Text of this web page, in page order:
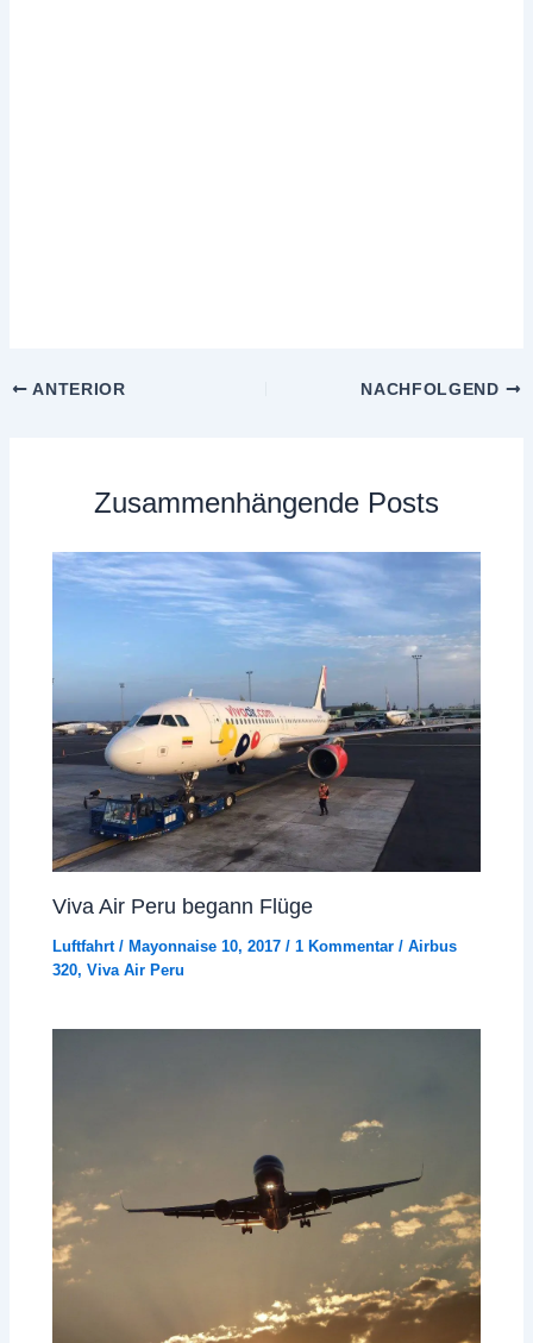
ANTERIOR NACHFOLGEND
Zusammenhängende Posts
Viva Air Peru begann Flüge
Luftfahrt/Mayonnaise 10, 2017/1 Kommentar /Airbus
320,Viva Air Peru